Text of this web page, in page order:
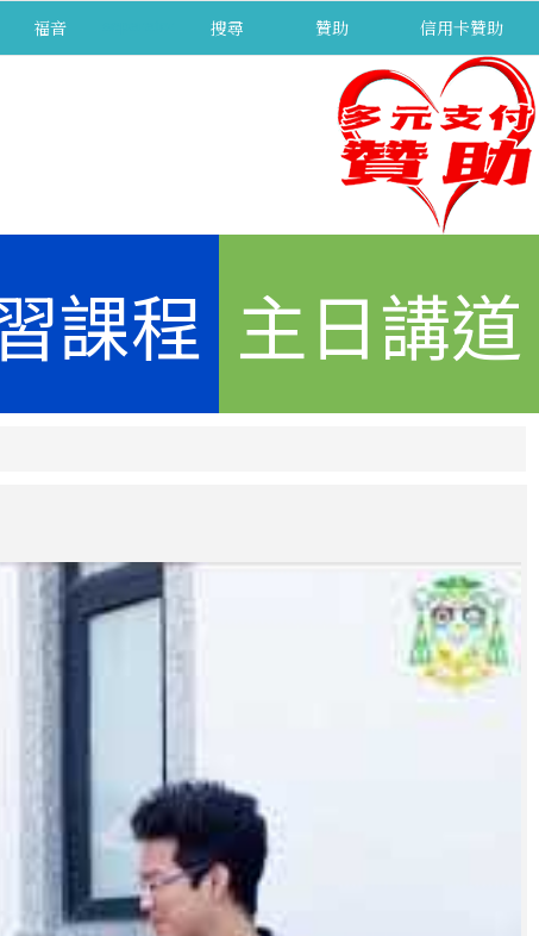
福音 搜尋 贊助 信用卡贊助
課程 主日講道